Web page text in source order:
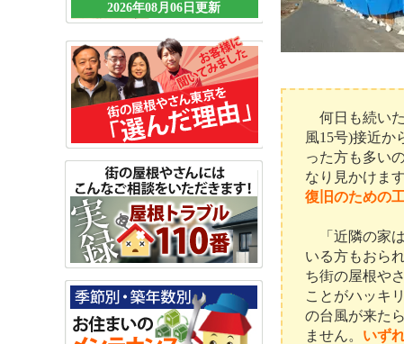
2026年08月06日更新
何日も続い
風15号)接近か
った方も多い
なり見かけます
復旧のための
「近隣の家
いる方もおら
ち街の屋根や
ことがハッキ
の台風が来た
ません。 いず